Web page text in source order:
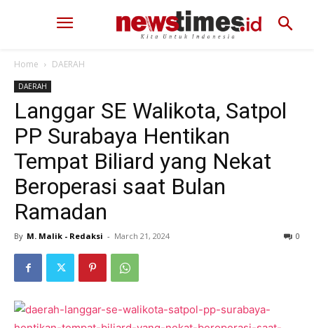
Home DAERAH
DAERAH
Langgar SE Walikota, Satpol
PP Surabaya Hentikan
Tempat Biliard yang Nekat
Beroperasi saat Bulan
Ramadan
By M. Malik - Redaksi - March 21, 2024 0